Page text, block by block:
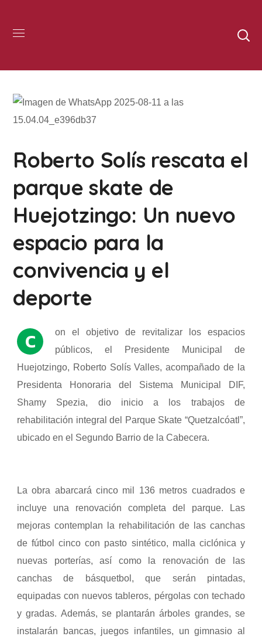
Roberto Solís rescata el
parque skate de
Huejotzingo: Un nuevo
espacio para la
convivencia y el
deporte
C
on el objetivo de revitalizar los espacios
públicos, el Presidente Municipal de
Huejotzingo, Roberto Solís Valles, acompañado de la
Presidenta Honoraria del Sistema Municipal DIF,
Shamy Spezia, dio inicio a los trabajos de
rehabilitación integral del Parque Skate “Quetzalcóatl”,
ubicado en el Segundo Barrio de la Cabecera.
La obra abarcará cinco mil 136 metros cuadrados e
incluye una renovación completa del parque. Las
mejoras contemplan la rehabilitación de las canchas
de fútbol cinco con pasto sintético, malla ciclónica y
nuevas porterías, así como la renovación de las
canchas de básquetbol, que serán pintadas,
equipadas con nuevos tableros, pérgolas con techado
y gradas. Además, se plantarán árboles grandes, se
instalarán bancas, juegos infantiles, un gimnasio al